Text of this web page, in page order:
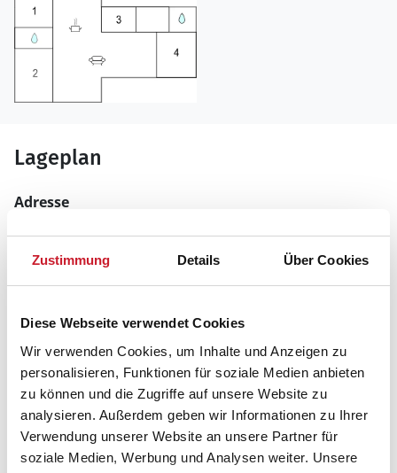
Zustimmung Details Über Cookies
Diese Webseite verwendet Cookies
Wir verwenden Cookies, um Inhalte und Anzeigen zu
personalisieren, Funktionen für soziale Medien anbieten
zu können und die Zugriffe auf unsere Website zu
analysieren. Außerdem geben wir Informationen zu Ihrer
Verwendung unserer Website an unsere Partner für
soziale Medien, Werbung und Analysen weiter. Unsere
Lageplan
Adresse
9982 Ålbæk